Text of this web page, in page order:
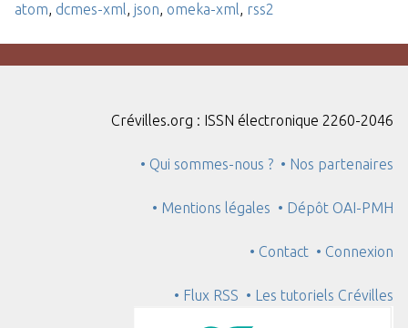
atom dcmes-xml json omeka-xml rss2
Crévilles.org : ISSN électronique 2260-2046
• Qui sommes-nous ? • Nos partenaires
• Mentions légales • Dépôt OAI-PMH
• Contact • Connexion
• Flux RSS • Les tutoriels Crévilles